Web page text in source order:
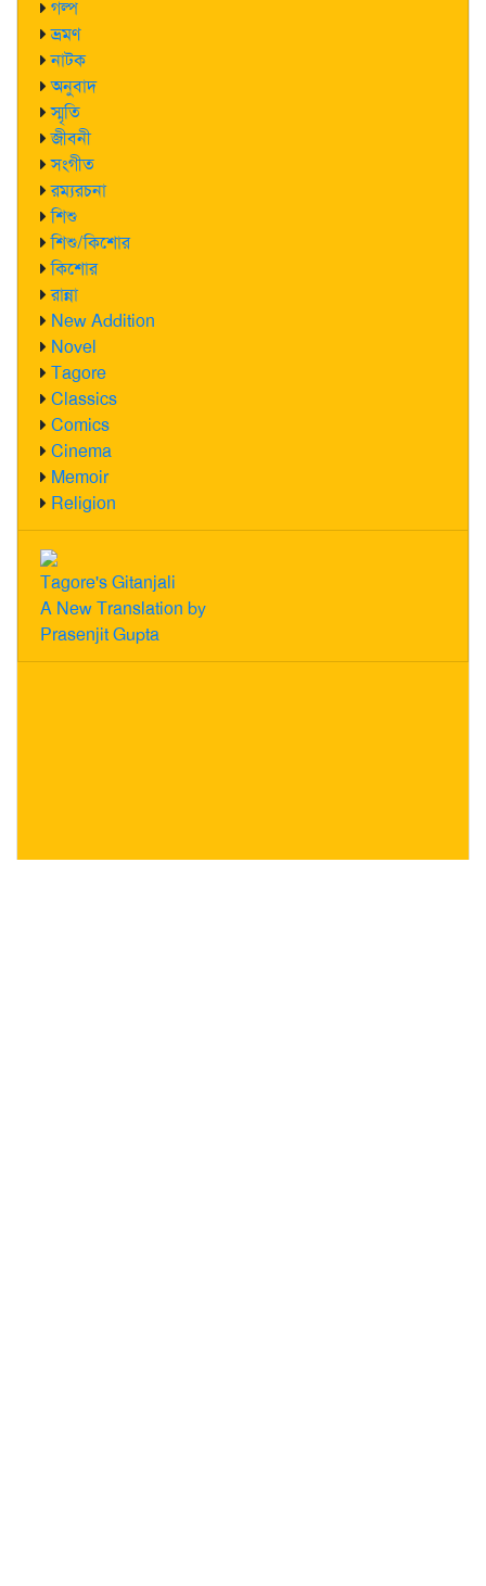
গল্প
ভ্রমণ
নাটক
অনুবাদ
স্মৃতি
জীবনী
সংগীত
রম্যরচনা
শিশু
শিশু/কিশোর
কিশোর
রান্না
New Addition
Novel
Tagore
Classics
Comics
Cinema
Memoir
Religion
Tagore's Gitanjali
A New Translation by
Prasenjit Gupta